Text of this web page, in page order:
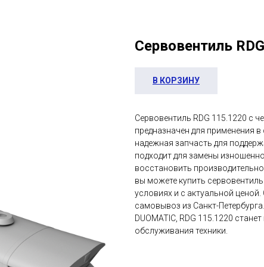
Сервовентиль
В КОРЗИНУ
Сервовентиль RDG 115.1220 с
предназначен для применения
надежная запчасть для
подходит для замены
восстановить
вы можете купить
условиях и с актуальной
самовывоз из Санкт-
DUOMATIC, RDG 115.1220
обслуживания техники.